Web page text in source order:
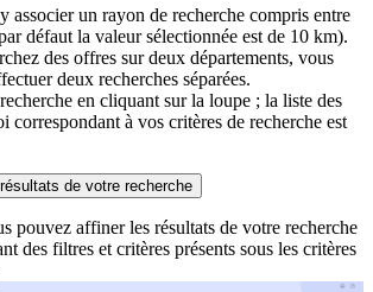
associer un rayon de recherche compris entre
défaut la valeur sélectionnée est de 10 km).
des offres sur deux départements, vous
deux recherches séparées.
en cliquant sur la loupe ; la liste des
correspondant à vos critères de recherche est
de votre recherche
pouvez affiner les résultats de votre recherche
des filtres et critères présents sous les critères